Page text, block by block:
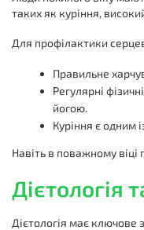
таких як куріння,
Для профілактики
Правильне
Регулярні
йогою.
Куріння є одним
Навіть в поважному віці
Дієтологія
Дієтологія має